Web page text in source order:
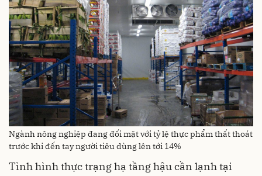
Ngành nông nghiệp đang đối mặt với tỷ lệ thực phẩm thất thoát
trước khi đến tay người tiêu dùng lên tới 14%
Tình hình thực trạng hạ tầng hậu cần lạnh tại